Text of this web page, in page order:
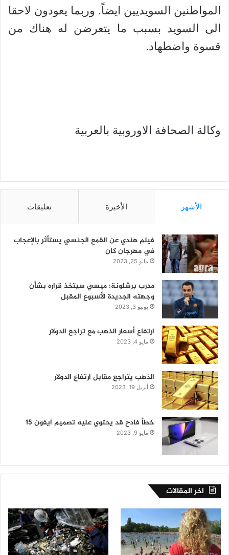
المواطنين السويديين ايضاً. وربما يعودون لاحقا
الى السويد بسبب ما يتعرضن له هناك من
قسوة واضطهاد.
وكالة الصحافة الاوروبية بالعربية
الأشهر الأخيرة تعليقات
فيلم هندي عن القمع الجنسي يستأثر بالإعجاب
في مهرجان كان
مايو 25, 2023
مدرب برشلونة: ميسي سيتخذ قراره بشأن
وجهته الجديدة الأسبوع المقبل
يونيو 3, 2023
ارتفاع أسعار الذهب مع تراجع الدولار
مايو 4, 2023
الذهب يتراجع مقابل ارتفاع الدولار
أبريل 19, 2023
خطأ فادح قد يحتوي عليه تصميم آيفون 15
مايو 9, 2023
اخر المقالات